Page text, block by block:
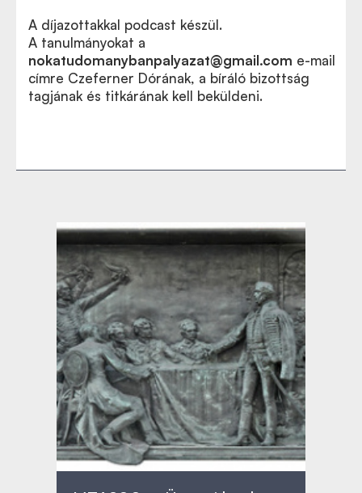
A díjazottakkal podcast készül.
A tanulmányokat a
nokatudomanybanpalyazat@gmail.com e-mail
címre Czeferner Dórának, a bíráló bizottság
tagjának és titkárának kell beküldeni.